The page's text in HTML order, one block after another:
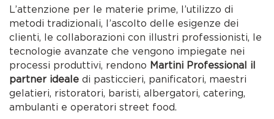
L’attenzione per le materie prime, l’utilizzo di
metodi tradizionali, l’ascolto delle esigenze dei
clienti, le collaborazioni con illustri professionisti, le
tecnologie avanzate che vengono impiegate nei
processi produttivi, rendono Martini Professional il
partner ideale di pasticcieri, panificatori, maestri
gelatieri, ristoratori, baristi, albergatori, catering,
ambulanti e operatori street food.